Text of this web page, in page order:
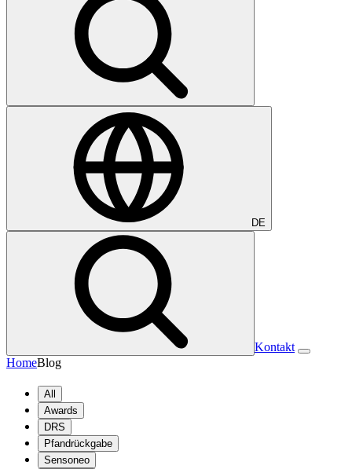
DE
Kontakt
HomeBlog
All
Awards
DRS
Pfandrückgabe
Sensoneo